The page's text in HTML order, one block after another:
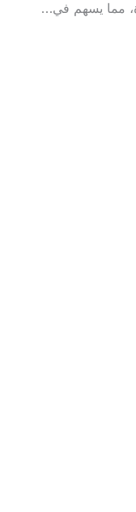
مما يسهم في…